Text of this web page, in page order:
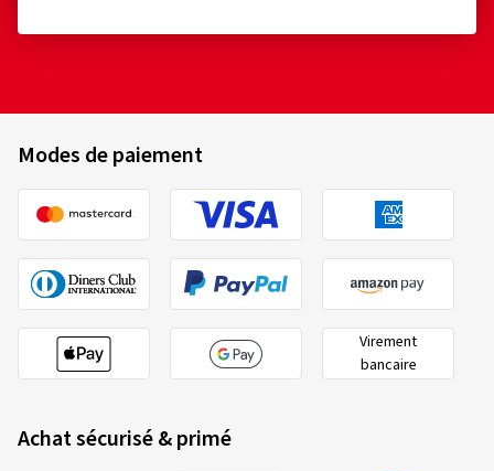
Modes de paiement
Virement
bancaire
Achat sécurisé & primé